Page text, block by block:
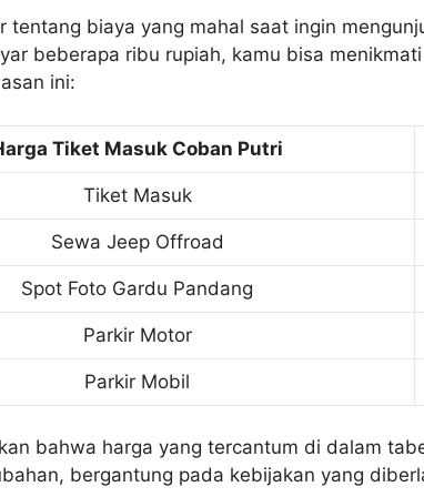
tentang biaya yang mahal saat ingin
beberapa ribu rupiah, kamu bisa
ini:
Tiket Masuk Coban Putri
Tiket Masuk
Sewa Jeep Offroad
Spot Foto Gardu Pandang
Parkir Motor
Parkir Mobil
bahwa harga yang tercantum di dalam
bergantung pada kebijakan yang